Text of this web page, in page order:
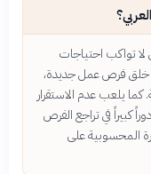
لا تواكب احتياجات
خلق فرص عمل جديدة،
يلعب عدم الاستقرار
كبيراً في تراجع الفرص
المحسوبية على